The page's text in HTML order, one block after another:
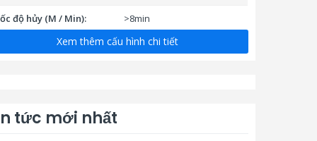
độ hủy (M / Min): >8min
Báo thùng rác đầy: có
thước bao bì :
Xem thêm cấu hình chi tiết
tức mới nhất